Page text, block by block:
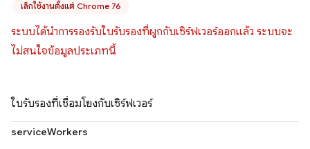
เลิกใช้งานตั้งแต่ Chrome 76
ระบบได้นำการรองรับใบรับรองที่ผูกกับเซิร์ฟเวอร์ออกแล้ว ระบบจะ
ไม่สนใจข้อมูลประเภทนี้
ใบรับรองที่เชื่อมโยงกับเซิร์ฟเวอร์
serviceWorkers